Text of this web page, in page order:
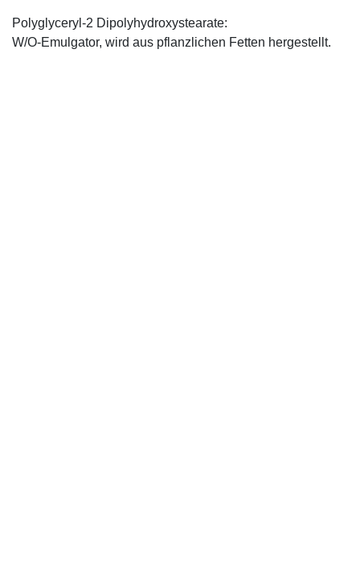
Polyglyceryl-2 Dipolyhydroxystearate:
W/O-Emulgator, wird aus pflanzlichen Fetten hergestellt.